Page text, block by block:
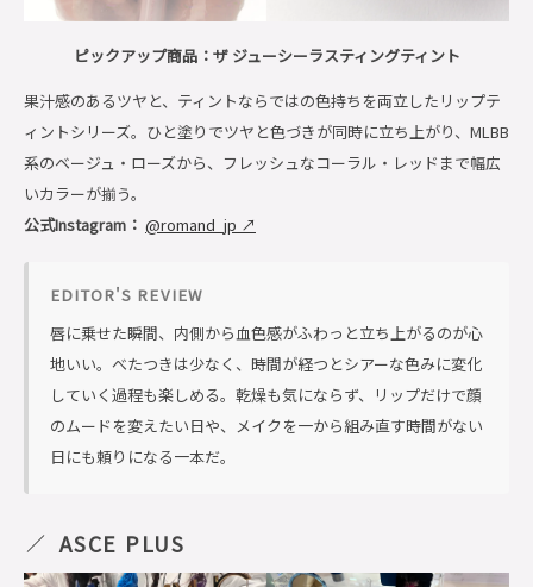
ピックアップ商品：ザ ジューシーラスティングティント
果汁感のあるツヤと、ティントならではの色持ちを両立したリップテ
ィントシリーズ。ひと塗りでツヤと色づきが同時に立ち上がり、MLBB
系のベージュ・ローズから、フレッシュなコーラル・レッドまで幅広
いカラーが揃う。
公式Instagram： @romand_jp ↗
EDITOR'S REVIEW
唇に乗せた瞬間、内側から血色感がふわっと立ち上がるのが心
地いい。べたつきは少なく、時間が経つとシアーな色みに変化
していく過程も楽しめる。乾燥も気にならず、リップだけで顔
のムードを変えたい日や、メイクを一から組み直す時間がない
日にも頼りになる一本だ。
ASCE PLUS